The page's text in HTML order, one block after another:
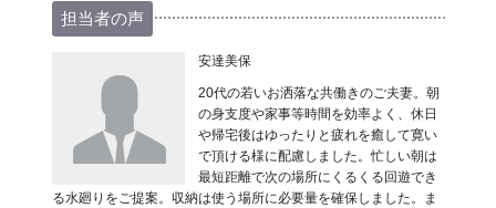
担当者の声
安達美保
20代の若いお洒落な共働きのご夫妻。朝
の身支度や家事等時間を効率よく、休日
や帰宅後はゆったりと疲れを癒して寛い
で頂ける様に配慮しました。忙しい朝は
最短距離で次の場所にくるくる回遊でき
る水廻りをご提案。収納は使う場所に必要量を確保しました。ま